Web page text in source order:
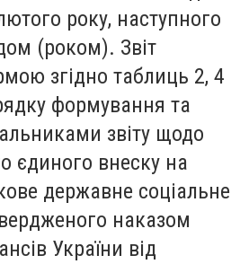
року, наступного
(роком). Звіт
згідно таблиць 2, 4
формування та
звіту щодо
єдиного внеску на
державне соціальне
наказом
України від